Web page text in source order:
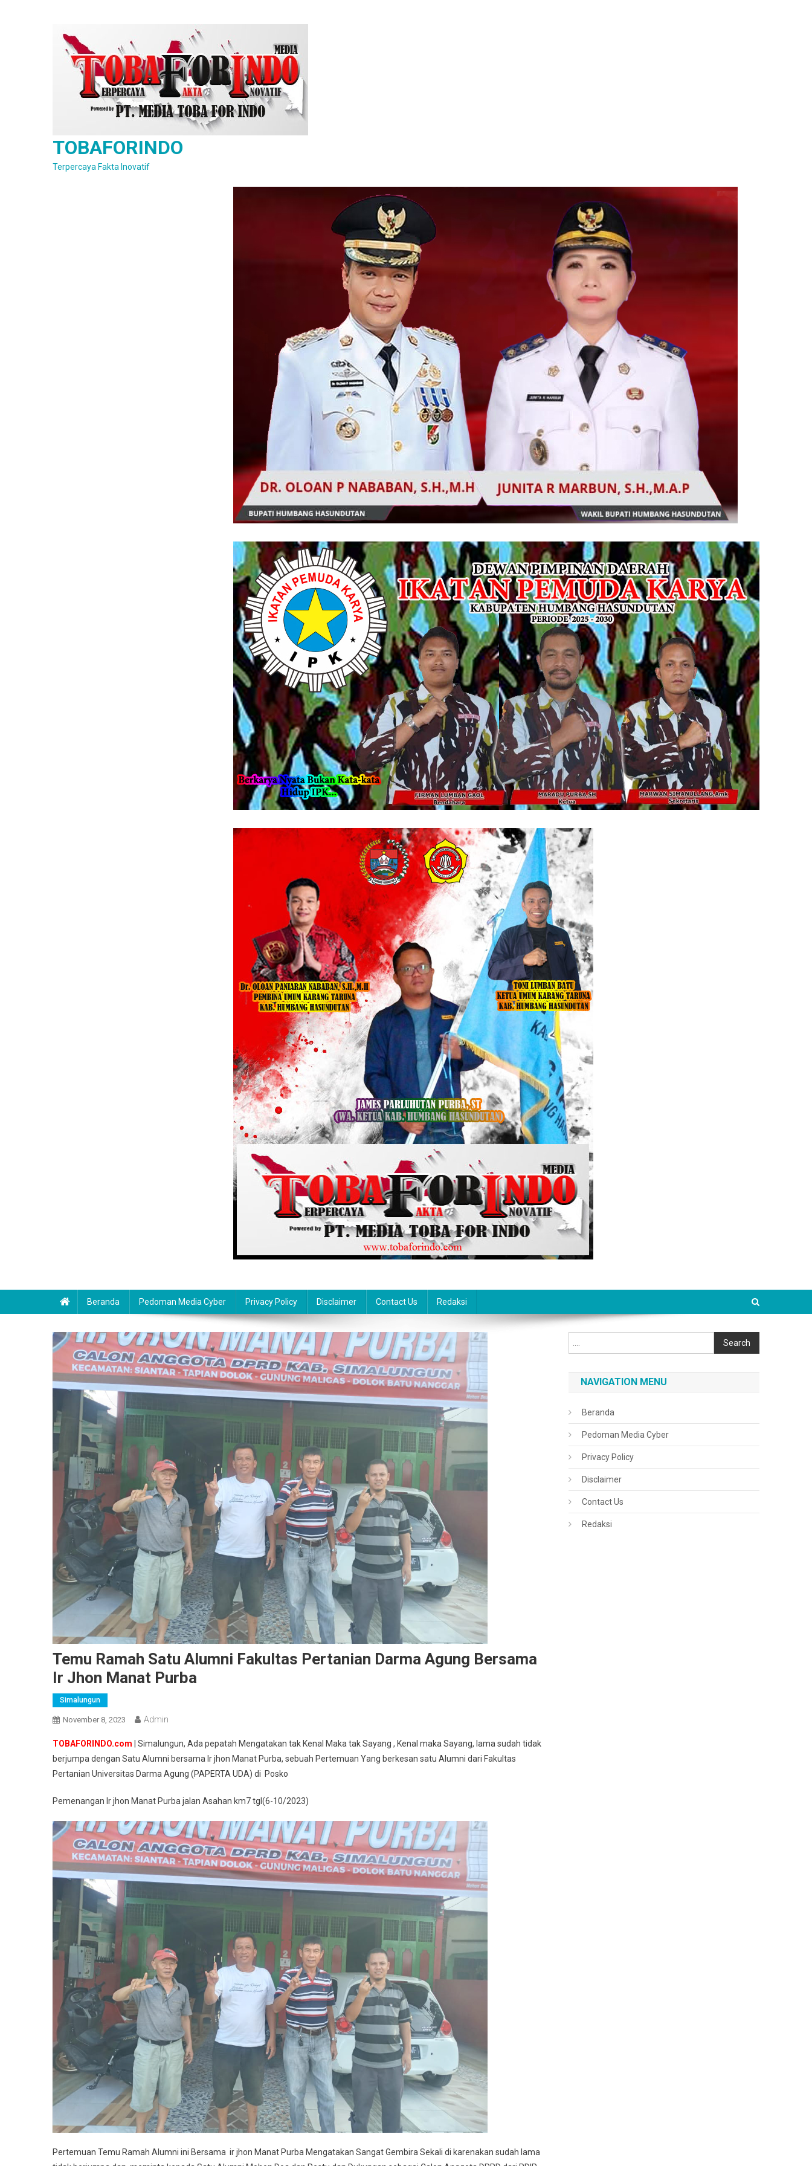
TOBAFORINDO
Terpercaya Fakta Inovatif
Beranda Pedoman Media Cyber Privacy Policy Disclaimer Contact Us Redaksi
Temu Ramah Satu Alumni Fakultas Pertanian Darma Agung Bersama
Ir Jhon Manat Purba
Simalungun
November 8, 2023 Admin
TOBAFORINDO.com | Simalungun, Ada pepatah Mengatakan tak Kenal Maka tak Sayang , Kenal maka Sayang, lama sudah tidak
berjumpa dengan Satu Alumni bersama Ir jhon Manat Purba, sebuah Pertemuan Yang berkesan satu Alumni dari Fakultas
Pertanian Universitas Darma Agung (PAPERTA UDA) di Posko
Pemenangan Ir jhon Manat Purba jalan Asahan km7 tgl(6-10/2023)
Pertemuan Temu Ramah Alumni ini Bersama ir jhon Manat Purba Mengatakan Sangat Gembira Sekali di karenakan sudah lama
Search
NAVIGATION MENU
Beranda
Pedoman Media Cyber
Privacy Policy
Disclaimer
Contact Us
Redaksi